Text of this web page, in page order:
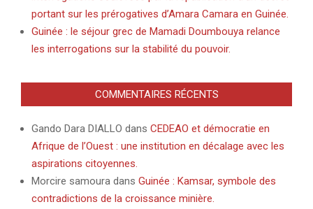
portant sur les prérogatives d’Amara Camara en Guinée.
Guinée : le séjour grec de Mamadi Doumbouya relance
les interrogations sur la stabilité du pouvoir.
COMMENTAIRES RÉCENTS
Gando Dara DIALLO dans CEDEAO et démocratie en
Afrique de l’Ouest : une institution en décalage avec les
aspirations citoyennes.
Morcire samoura dans Guinée : Kamsar, symbole des
contradictions de la croissance minière.